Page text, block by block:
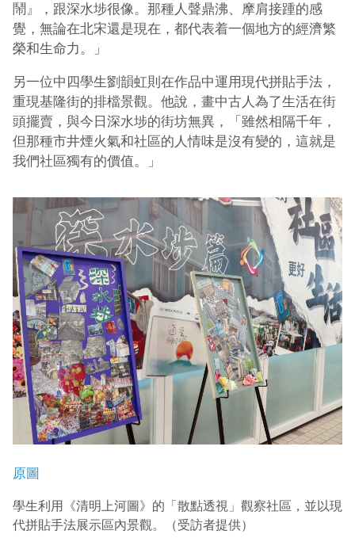
鬧』，跟深水埗很像。那種人聲鼎沸、摩肩接踵的感
覺，無論在北宋還是現在，都代表着一個地方的經濟繁
榮和生命力。」
另一位中四學生劉韻虹則在作品中運用現代拼貼手法，
重現基隆街的排檔景觀。他說，畫中古人為了生活在街
頭擺賣，與今日深水埗的街坊無異，「雖然相隔千年，
但那種市井煙火氣和社區的人情味是沒有變的，這就是
我們社區獨有的價值。 」
原圖
學生利用《清明上河圖》的「散點透視」觀察社區，並以現
代拼貼手法展示區內景觀。（受訪者提供）